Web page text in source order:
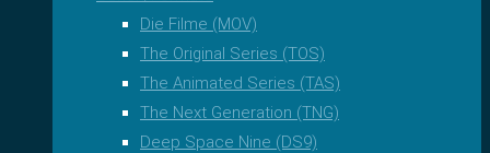
Die Filme (MOV)
The Original Series (TOS)
The Animated Series (TAS)
The Next Generation (TNG)
Deep Space Nine (DS9)